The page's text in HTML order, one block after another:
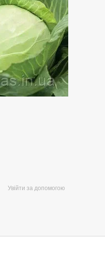
Увійти за допомогою